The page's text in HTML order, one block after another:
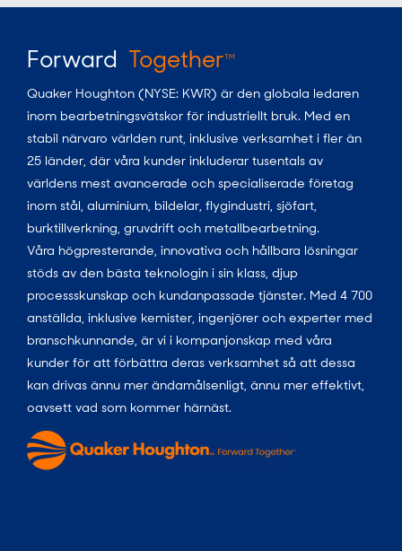
Forward TogetherTM
Quaker Houghton (NYSE: KWR) är den globala ledaren
inom bearbetningsvätskor för industriellt bruk. Med en
stabil närvaro världen runt, inklusive verksamhet i fler än
25 länder, där våra kunder inkluderar tusentals av
världens mest avancerade och specialiserade företag
inom stål, aluminium, bildelar, flygindustri, sjöfart,
burktillverkning, gruvdrift och metallbearbetning.
Våra högpresterande, innovativa och hållbara lösningar
stöds av den bästa teknologin i sin klass, djup
processskunskap och kundanpassade tjänster. Med 4 700
anställda, inklusive kemister, ingenjörer och experter med
branschkunnande, är vi i kompanjonskap med våra
kunder för att förbättra deras verksamhet så att dessa
kan drivas ännu mer ändamålsenligt, ännu mer effektivt,
oavsett vad som kommer härnäst.